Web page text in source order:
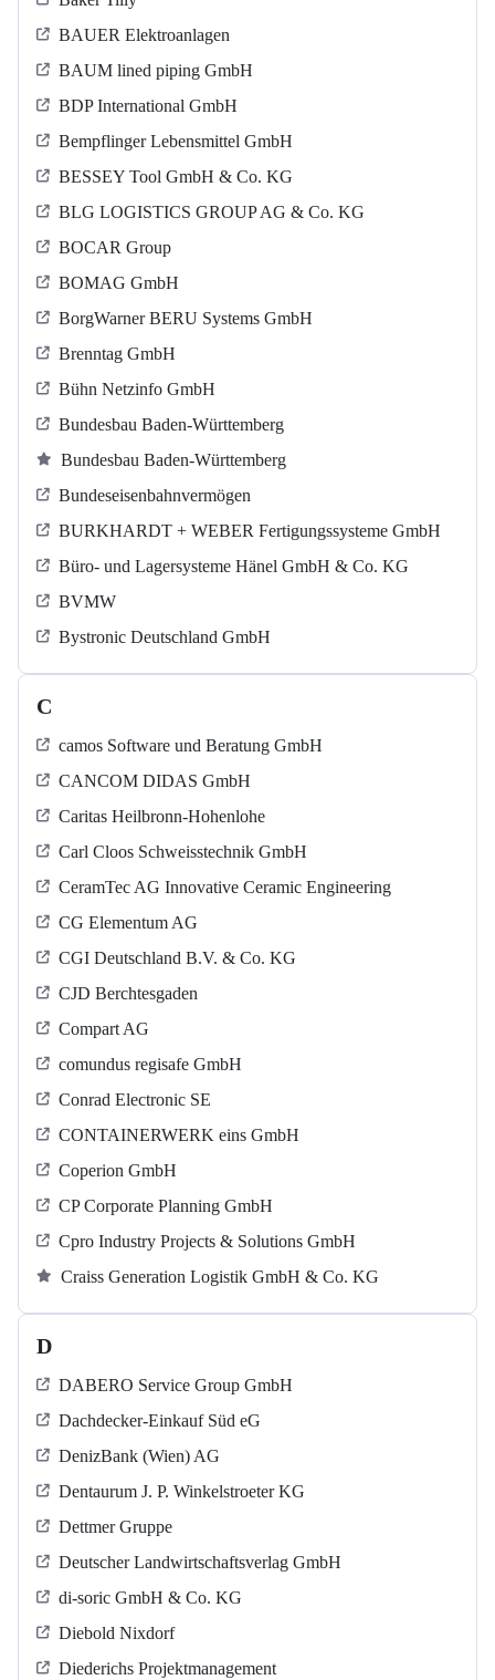
BAUER Elektroanlagen
BAUM lined piping GmbH
BDP International GmbH
Bempflinger Lebensmittel GmbH
BESSEY Tool GmbH & Co. KG
BLG LOGISTICS GROUP AG & Co. KG
BOCAR Group
BOMAG GmbH
BorgWarner BERU Systems GmbH
Brenntag GmbH
Bühn Netzinfo GmbH
Bundesbau Baden-Württemberg
Bundesbau Baden-Württemberg
Bundeseisenbahnvermögen
BURKHARDT + WEBER Fertigungssysteme GmbH
Büro- und Lagersysteme Hänel GmbH & Co. KG
BVMW
Bystronic Deutschland GmbH
C
camos Software und Beratung GmbH
CANCOM DIDAS GmbH
Caritas Heilbronn-Hohenlohe
Carl Cloos Schweisstechnik GmbH
CeramTec AG Innovative Ceramic Engineering
CG Elementum AG
CGI Deutschland B.V. & Co. KG
CJD Berchtesgaden
Compart AG
comundus regisafe GmbH
Conrad Electronic SE
CONTAINERWERK eins GmbH
Coperion GmbH
CP Corporate Planning GmbH
Cpro Industry Projects & Solutions GmbH
Craiss Generation Logistik GmbH & Co. KG
D
DABERO Service Group GmbH
Dachdecker-Einkauf Süd eG
DenizBank (Wien) AG
Dentaurum J. P. Winkelstroeter KG
Dettmer Gruppe
Deutscher Landwirtschaftsverlag GmbH
di-soric GmbH & Co. KG
Diebold Nixdorf
Diederichs Projektmanagement